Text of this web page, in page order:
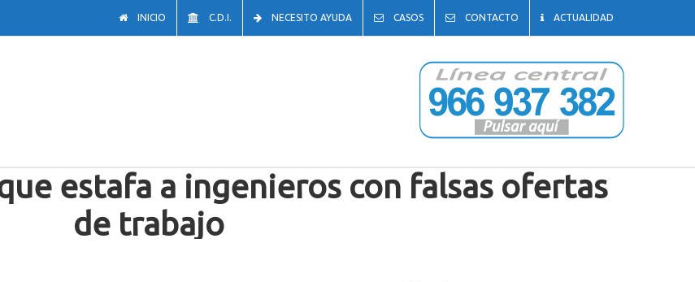
INICIO C.D.I. NECESITO AYUDA CASOS CONTACTO ACTUALIDAD
estafa a ingenieros con falsas ofertas
de trabajo